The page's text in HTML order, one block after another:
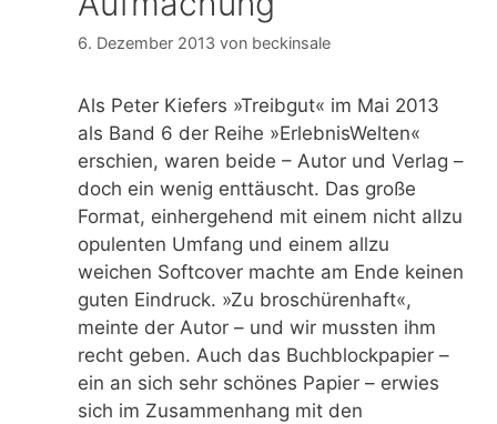
6. Dezember 2013 von beckinsale
Als Peter Kiefers »Treibgut« im Mai 2013
als Band 6 der Reihe »ErlebnisWelten«
erschien, waren beide – Autor und Verlag –
doch ein wenig enttäuscht. Das große
Format, einhergehend mit einem nicht allzu
opulenten Umfang und einem allzu
weichen Softcover machte am Ende keinen
guten Eindruck. »Zu broschürenhaft«,
meinte der Autor – und wir mussten ihm
recht geben. Auch das Buchblockpapier –
ein an sich sehr schönes Papier – erwies
sich im Zusammenhang mit den